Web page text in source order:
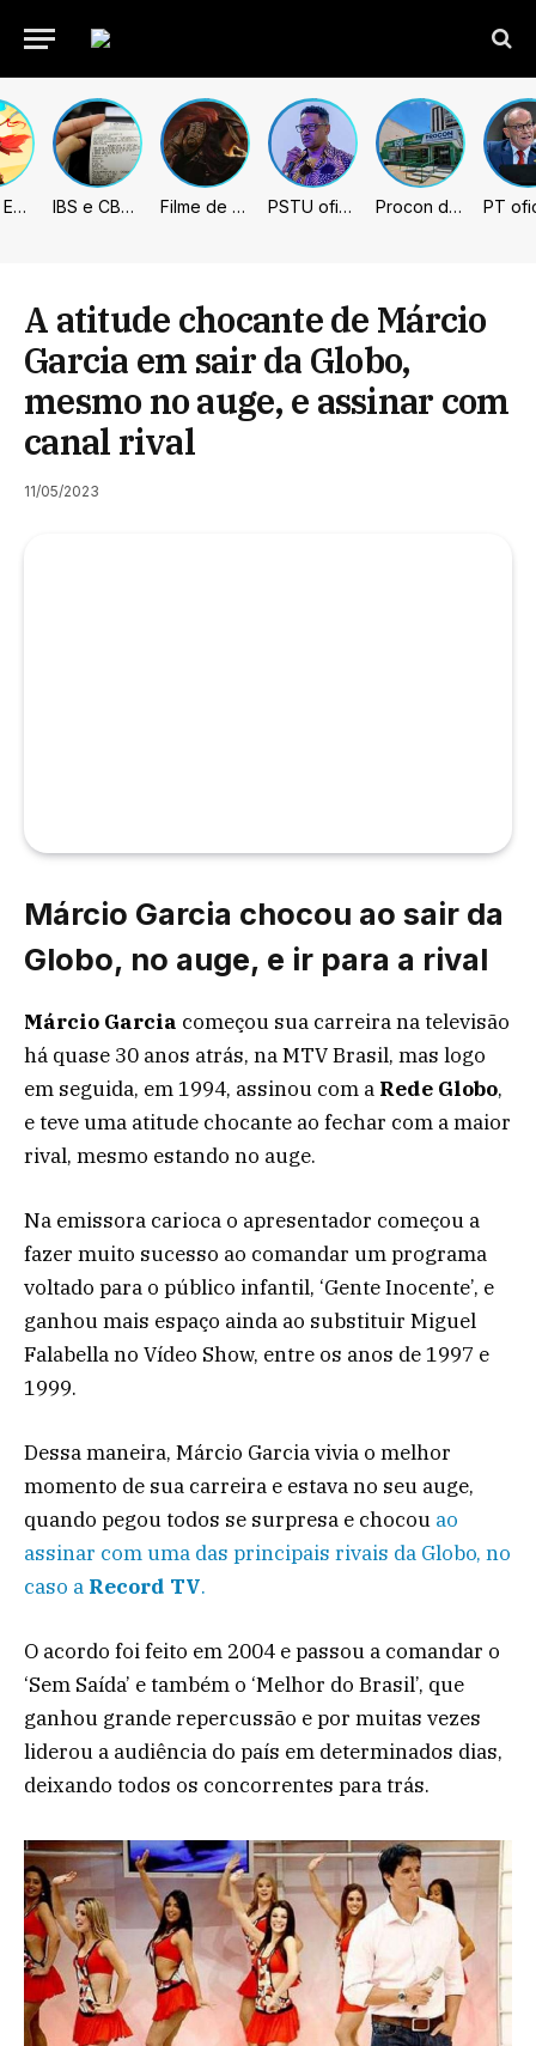
Fading Echo – Review IBS e CBS necessitarão constar nas notas fiscais com início desta 2ª. Entenda Filme de Elden Ring tem gravações concluídas, mas ainda fica longe do lançamento PSTU oficializa Hertz Dias como candidato à Presidência da República Procon de Sumaré promove mutirão de renegociação de dívidas com bancos, empresas e concessionárias
A atitude chocante de Márcio
Garcia em sair da Globo,
mesmo no auge, e assinar com
canal rival
11/05/2023
Márcio Garcia chocou ao sair da
Globo, no auge, e ir para a rival
Márcio Garcia começou sua carreira na televisão
há quase 30 anos atrás, na MTV Brasil, mas logo
em seguida, em 1994, assinou com a Rede Globo,
e teve uma atitude chocante ao fechar com a maior
rival, mesmo estando no auge.
Na emissora carioca o apresentador começou a
fazer muito sucesso ao comandar um programa
voltado para o público infantil, ‘Gente Inocente’, e
ganhou mais espaço ainda ao substituir Miguel
Falabella no Vídeo Show, entre os anos de 1997 e
1999.
Dessa maneira, Márcio Garcia vivia o melhor
momento de sua carreira e estava no seu auge,
quando pegou todos se surpresa e chocou ao
assinar com uma das principais rivais da Globo, no
caso a Record TV.
O acordo foi feito em 2004 e passou a comandar o
‘Sem Saída’ e também o ‘Melhor do Brasil’, que
ganhou grande repercussão e por muitas vezes
liderou a audiência do país em determinados dias,
deixando todos os concorrentes para trás.